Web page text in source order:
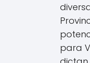
para